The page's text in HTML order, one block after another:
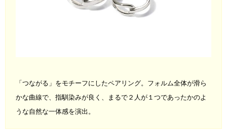
「つながる」をモチーフにしたペアリング。フォルム全体が滑ら
かな 曲線で、指馴染みが良く、まるで２人が１つであったかのよ
うな 自然な一体感を演出。